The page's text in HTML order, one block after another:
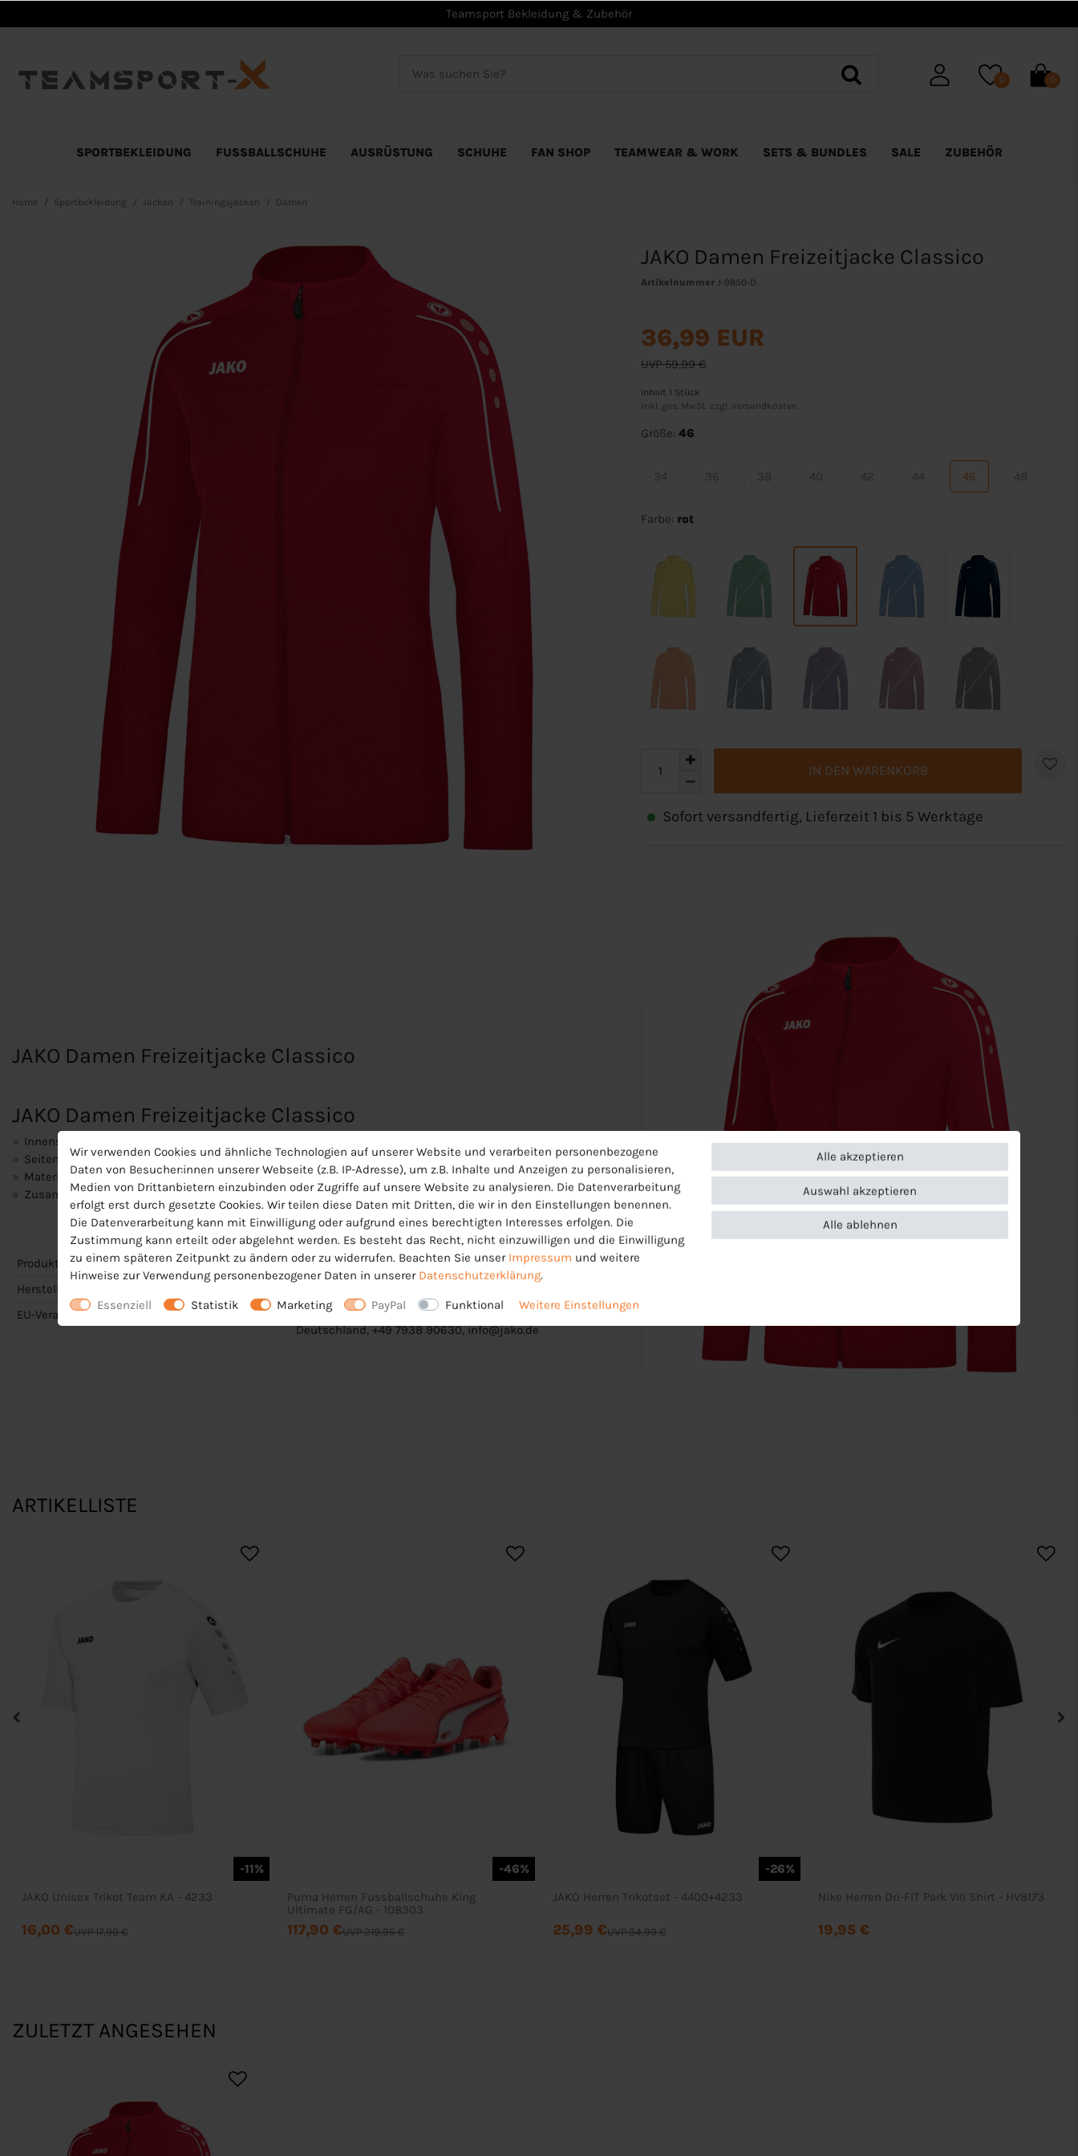
Teamsport Bekleidung & Zubehör
0 0
SPORTBEKLEIDUNG FUSSBALLSCHUHE AUSRÜSTUNG SCHUHE FAN SHOP TEAMWEAR & WORK SETS & BUNDLES SALE ZUBEHÖR
Home Sportbekleidung Jacken Trainingsjacken Damen
JAKO Damen Freizeitjacke Classico
Artikelnummer J-9850-D
UVP 59,99 €
36,99 EUR
Inhalt 1 Stück
inkl. ges. MwSt. zzgl.
Versandkosten
Größe: 46
34 36 38 40 42 44 46 48
Farbe: rot
IN DEN WARENKORB
Sofort versandfertig, Lieferzeit 1 bis 5 Werktage
JAKO Damen Freizeitjacke Classico
JAKO Damen Freizeitjacke Classico
Innenseite aus Micro-Fleece
Seitentaschen mit Reißverschluss
Materialart:Bonded-Polyester-Fleece
Zusammensetzung: 100 % Polyester
Produktnummer
J-9850-D
Hersteller
EU-Verantwortlicher
JAKO AG, Amtstrasse 82 , 74673 Mulfingen ,
Deutschland, +49 7938 90630, info@jako.de
ARTIKELLISTE
-11%
JAKO Unisex Trikot Team KA - 4233
UVP 17,99 €
16,00 €
-46%
Puma Herren Fussballschuhe King
Ultimate FG/AG - 108303
UVP 219,95 €
117,90 €
-26%
JAKO Herren Trikotset - 4400+4233
UVP 34,99 €
25,99 €
Nike Herren Dri-FIT Park VIII Shirt - HV8173
19,95 €
ZULETZT ANGESEHEN
Mein Konto
Wunschliste
Wir verwenden Cookies und ähnliche Technologien auf unserer Website und verarbeiten personenbezogene
Daten von Besucher:innen unserer Webseite (z.B. IP-Adresse), um z.B. Inhalte und Anzeigen zu personalisieren,
Medien von Drittanbietern einzubinden oder Zugriffe auf unsere Website zu analysieren. Die Datenverarbeitung
erfolgt erst durch gesetzte Cookies. Wir teilen diese Daten mit Dritten, die wir in den Einstellungen benennen.
Die Datenverarbeitung kann mit Einwilligung oder aufgrund eines berechtigten Interesses erfolgen. Die
Zustimmung kann erteilt oder abgelehnt werden. Es besteht das Recht, nicht einzuwilligen und die Einwilligung
zu einem späteren Zeitpunkt zu ändern oder zu widerrufen. Beachten Sie unser Impressum und weitere
Hinweise zur Verwendung personenbezogener Daten in unserer Daten­schutz­erklärung.
Essenziell Statistik Marketing PayPal Funktional Weitere Einstellungen
Alle akzeptieren
Alle ablehnen
Auswahl akzeptieren